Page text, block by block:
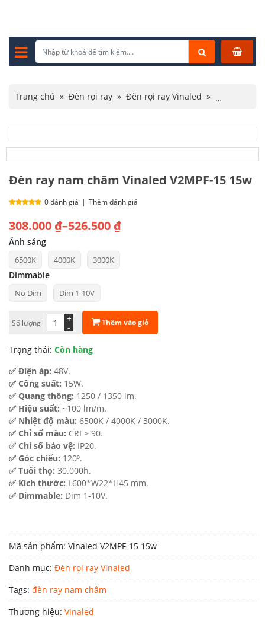
Trang chủ » Đèn rọi ray » Đèn rọi ray Vinaled »
Đèn ray nam châm Vinaled V2MPF-15 15w
0 đánh giá | Thêm đánh giá
308.000 ₫–526.500 ₫
Khoảng
giá:
từ
308.000 ₫
đến
526.500 ₫
Ánh sáng
6500K 4000K 3000K
Dimmable
No Dim Dim 1-10V
Số lượng -
+ Thêm vào giỏ
Trạng thái: Còn hàng
✅ Điện áp: 48V.
✅ Công suất: 15W.
✅ Quang thông: 1250 / 1350 lm.
✅ Hiệu suất: ~100 lm/m.
✅ Nhiệt độ màu: 6500K / 4000K / 3000K.
✅ Chỉ số màu: CRI > 90.
✅ Chỉ số bảo vệ: IP20.
✅ Góc chiếu: 120⁰.
✅ Tuổi thọ: 30.000h.
✅ Kích thước: L600*W22*H45 mm.
✅ Dimmable: Dim 1-10V.
Mã sản phẩm: Vinaled V2MPF-15 15w
Danh mục: Đèn rọi ray Vinaled
Tags: đèn ray nam châm
Thương hiệu: Vinaled